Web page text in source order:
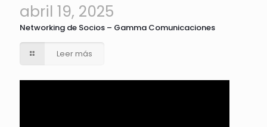
abril 19, 2025
Networking de Socios – Gamma Comunicaciones
Leer más